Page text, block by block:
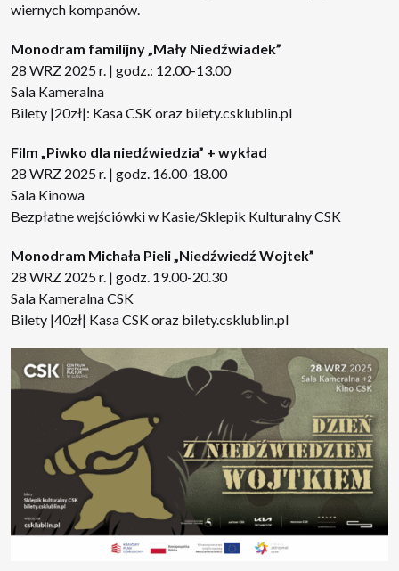
wiernych kompanów.
Monodram familijny „Mały Niedźwiadek”
28 WRZ 2025 r. | godz.: 12.00-13.00
Sala Kameralna
Bilety |20zł|: Kasa CSK oraz bilety.csklublin.pl
Film „Piwko dla niedźwiedzia” + wykład
28 WRZ 2025 r. | godz. 16.00-18.00
Sala Kinowa
Bezpłatne wejściówki w Kasie/Sklepik Kulturalny CSK
Monodram Michała Pieli „Niedźwiedź Wojtek”
28 WRZ 2025 r. | godz. 19.00-20.30
Sala Kameralna CSK
Bilety |40zł| Kasa CSK oraz bilety.csklublin.pl